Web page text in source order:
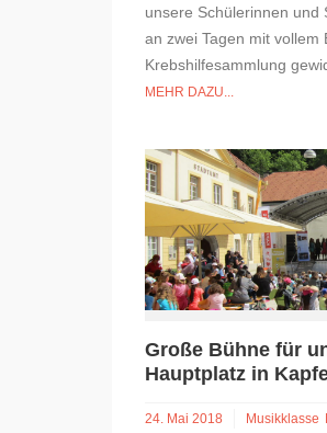
unsere Schülerinnen und
an zwei Tagen mit vollem
Krebshilfesammlung
MEHR DAZU...
Große Bühne für
Hauptplatz in
24. Mai 2018 Musikklasse